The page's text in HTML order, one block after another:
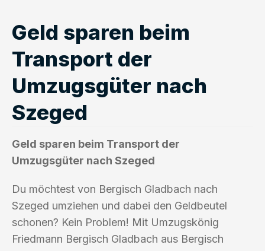
Geld sparen beim
Transport der
Umzugsgüter nach
Szeged
Geld sparen beim Transport der
Umzugsgüter nach Szeged
Du möchtest von Bergisch Gladbach nach
Szeged umziehen und dabei den Geldbeutel
schonen? Kein Problem! Mit Umzugskönig
Friedmann Bergisch Gladbach aus Bergisch